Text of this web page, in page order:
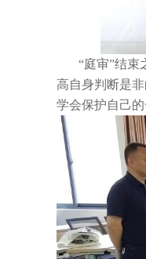
“庭审”结束
高自身判断是
学会保护自己的